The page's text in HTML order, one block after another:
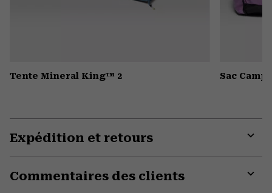
Tente Mineral King™ 2 Sac Camp
Expédition et retours
Commentaires des clients